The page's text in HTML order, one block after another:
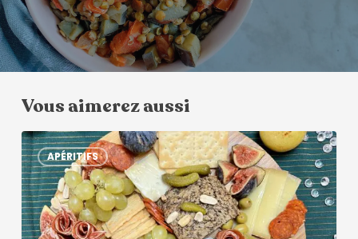
Vous aimerez aussi
APÉRITIFS